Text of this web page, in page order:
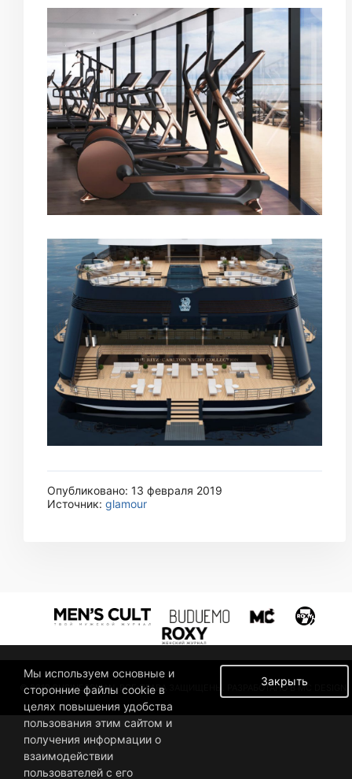
Опубликовано: 13 февраля 2019
Источник: glamour
© 2019 BUSINESSMAN. ВСЕ ПРАВА ЗАЩИЩЕНЫ. РАЗРАБОТАНО В MC DESIGN.
Закрыть
Мы используем основные и
сторонние файлы cookie в
целях повышения удобства
пользования этим сайтом и
получения информации о
взаимодействии
пользователей с его